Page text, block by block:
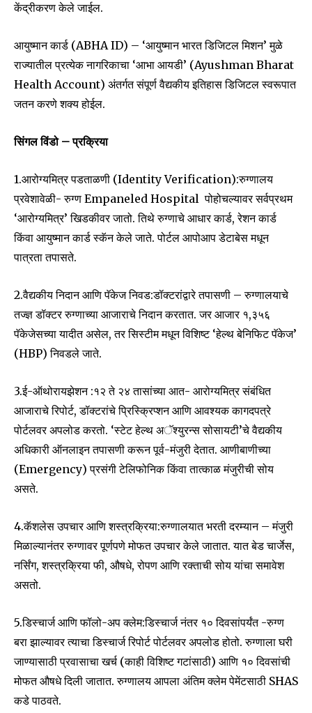
केंद्रीकरण केले जाईल.
आयुष्मान कार्ड (ABHA ID) – ‘आयुष्मान भारत डिजिटल मिशन’ मुळे
राज्यातील प्रत्येक नागरिकाचा ‘आभा आयडी’ (Ayushman Bharat
Health Account) अंतर्गत संपूर्ण वैद्यकीय इतिहास डिजिटल स्वरूपात
जतन करणे शक्य होईल.
सिंगल विंडो – प्रक्रिया
1.आरोग्यमित्र पडताळणी (Identity Verification):रुग्णालय
प्रवेशावेळी- रुग्ण Empaneled Hospital पोहोचल्यावर सर्वप्रथम
‘आरोग्यमित्र’ खिडकीवर जातो. तिथे रुग्णाचे आधार कार्ड, रेशन कार्ड
किंवा आयुष्मान कार्ड स्कॅन केले जाते. पोर्टल आपोआप डेटाबेस मधून
पात्रता तपासते.
2.वैद्यकीय निदान आणि पॅकेज निवड:डॉक्टरांद्वारे तपासणी – रुग्णालयाचे
तज्ज्ञ डॉक्टर रुग्णाच्या आजाराचे निदान करतात. जर आजार १,३५६
पॅकेजेसच्या यादीत असेल, तर सिस्टीम मधून विशिष्ट ‘हेल्थ बेनिफिट पॅकेज’
(HBP) निवडले जाते.
3.ई-ऑथोरायझेशन :१२ ते २४ तासांच्या आत- आरोग्यमित्र संबंधित
आजाराचे रिपोर्ट, डॉक्टरांचे प्रिस्क्रिप्शन आणि आवश्यक कागदपत्रे
पोर्टलवर अपलोड करतो. ‘स्टेट हेल्थ अॅश्युरन्स सोसायटी’चे वैद्यकीय
अधिकारी ऑनलाइन तपासणी करून पूर्व-मंजुरी देतात. आणीबाणीच्या
(Emergency) प्रसंगी टेलिफोनिक किंवा तात्काळ मंजुरीची सोय
असते.
4.कॅशलेस उपचार आणि शस्त्रक्रिया:रुग्णालयात भरती दरम्यान – मंजुरी
मिळाल्यानंतर रुग्णावर पूर्णपणे मोफत उपचार केले जातात. यात बेड चार्जेस,
नर्सिंग, शस्त्रक्रिया फी, औषधे, रोपण आणि रक्ताची सोय यांचा समावेश
असतो.
5.डिस्चार्ज आणि फॉलो-अप क्लेम:डिस्चार्ज नंतर १० दिवसांपर्यंत -रुग्ण
बरा झाल्यावर त्याचा डिस्चार्ज रिपोर्ट पोर्टलवर अपलोड होतो. रुग्णाला घरी
जाण्यासाठी प्रवासाचा खर्च (काही विशिष्ट गटांसाठी) आणि १० दिवसांची
मोफत औषधे दिली जातात. रुग्णालय आपला अंतिम क्लेम पेमेंटसाठी SHAS
कडे पाठवते.